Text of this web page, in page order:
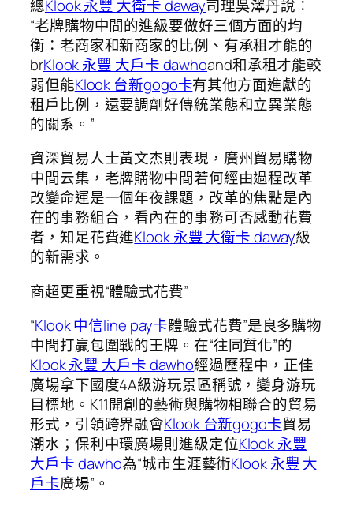
總Klook 永豐 大衛卡 daway司理吳澤丹說：
“老牌購物中間的進級要做好三個方面的均
衡：老商家和新商家的比例、有承租才能的
brKlook 永豐 大戶卡 dawhoand和承租才能較
弱但能Klook 台新gogo卡有其他方面進獻的
租戶比例，還要調劑好傳統業態和立異業態
的關系。”
資深貿易人士黃文杰則表現，廣州貿易購物
中間云集，老牌購物中間若何經由過程改革
改變命運是一個年夜課題，改革的焦點是內
在的事務組合，看內在的事務可否感動花費
者，知足花費進Klook 永豐 大衛卡 daway級
的新需求。
商超更重視“體驗式花費”
“Klook 中信line pay卡體驗式花費”是良多購物
中間打贏包圍戰的王牌。在“往同質化”的
Klook 永豐 大戶卡 dawho經過歷程中，正佳
廣場拿下國度4A級游玩景區稱號，變身游玩
目標地。K11開創的藝術與購物相聯合的貿易
形式，引領跨界融會Klook 台新gogo卡貿易
潮水；保利中環廣場則進級定位Klook 永豐
大戶卡 dawho為“城市生涯藝術Klook 永豐 大
戶卡廣場”。